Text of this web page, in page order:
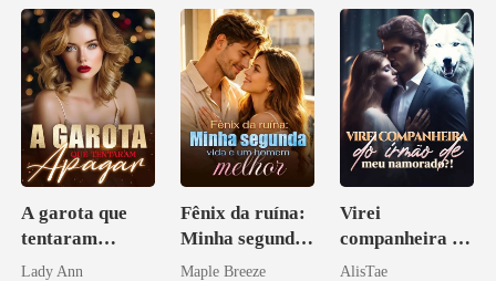
A garota que
tentaram
apagar
Lady Ann
Fênix da ruína:
Minha segunda
vida e um
Maple Breeze
Virei
companheira do
irmão de meu
AlisTae